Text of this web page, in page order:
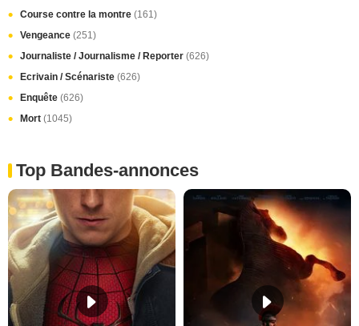
Course contre la montre (161)
Vengeance (251)
Journaliste / Journalisme / Reporter (626)
Ecrivain / Scénariste (626)
Enquête (626)
Mort (1045)
Top Bandes-annonces